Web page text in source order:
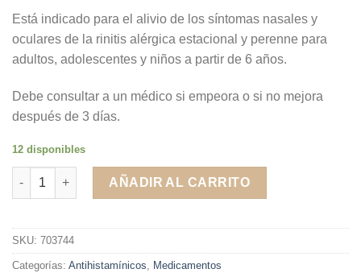
Está indicado para el alivio de los síntomas nasales y
oculares de la rinitis alérgica estacional y perenne para
adultos, adolescentes y niños a partir de 6 años.
Debe consultar a un médico si empeora o si no mejora
después de 3 días.
12 disponibles
Alercina 10 mg 7 comprimidos recubiertos cantidad
AÑADIR AL CARRITO
SKU: 703744
Categorías: Antihistamínicos, Medicamentos